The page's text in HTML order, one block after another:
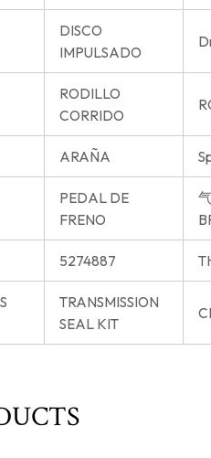
DISCO
IMPULSADO
RODILLO
CORRIDO
ARAÑA
PEDAL DE
FRENO
5274887
TRANSMISSION
SEAL KIT